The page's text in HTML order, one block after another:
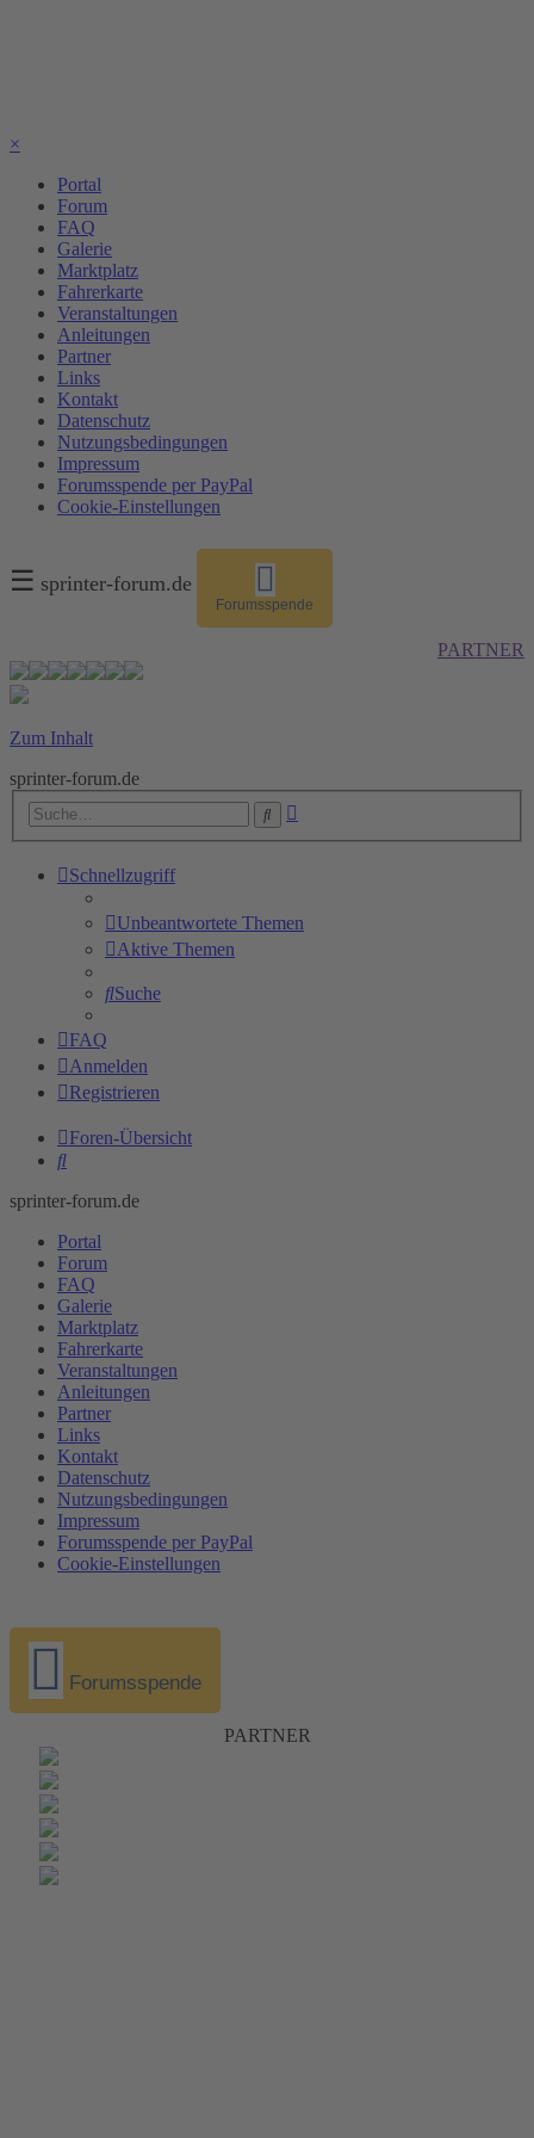
×
Portal
Forum
FAQ
Galerie
Marktplatz
Fahrerkarte
Veranstaltungen
Anleitungen
Partner
Links
Kontakt
Datenschutz
Nutzungsbedingungen
Impressum
Forumsspende per PayPal
Cookie-Einstellungen
☰ sprinter-forum.de
Forumsspende
PARTNER
Zum Inhalt
sprinter-forum.de
Suche
Schnellzugriff
Unbeantwortete Themen
Aktive Themen
Suche
FAQ
Anmelden
Registrieren
Foren-Übersicht
Suche
sprinter-forum.de
Portal
Forum
FAQ
Galerie
Marktplatz
Fahrerkarte
Veranstaltungen
Anleitungen
Partner
Links
Kontakt
Datenschutz
Nutzungsbedingungen
Impressum
Forumsspende per PayPal
Cookie-Einstellungen
Forumsspende
PARTNER